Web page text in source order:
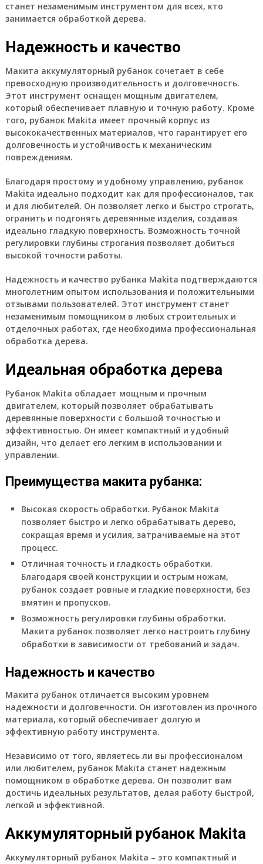
станет незаменимым инструментом для всех, кто
занимается обработкой дерева.
Надежность и качество
Макита аккумуляторный рубанок сочетает в себе
превосходную производительность и долговечность.
Этот инструмент оснащен мощным двигателем,
который обеспечивает плавную и точную работу. Кроме
того, рубанок Makita имеет прочный корпус из
высококачественных материалов, что гарантирует его
долговечность и устойчивость к механическим
повреждениям.
Благодаря простому и удобному управлению, рубанок
Makita идеально подходит как для профессионалов, так
и для любителей. Он позволяет легко и быстро строгать,
огранить и подгонять деревянные изделия, создавая
идеально гладкую поверхность. Возможность точной
регулировки глубины строгания позволяет добиться
высокой точности работы.
Надежность и качество рубанка Makita подтверждаются
многолетним опытом использования и положительными
отзывами пользователей. Этот инструмент станет
незаменимым помощником в любых строительных и
отделочных работах, где необходима профессиональная
обработка дерева.
Идеальная обработка дерева
Рубанок Makita обладает мощным и прочным
двигателем, который позволяет обрабатывать
деревянные поверхности с большой точностью и
эффективностью. Он имеет компактный и удобный
дизайн, что делает его легким в использовании и
управлении.
Преимущества макита рубанка:
Высокая скорость обработки. Рубанок Makita
позволяет быстро и легко обрабатывать дерево,
сокращая время и усилия, затрачиваемые на этот
процесс.
Отличная точность и гладкость обработки.
Благодаря своей конструкции и острым ножам,
рубанок создает ровные и гладкие поверхности, без
вмятин и пропусков.
Возможность регулировки глубины обработки.
Макита рубанок позволяет легко настроить глубину
обработки в зависимости от требований и задач.
Надежность и качество
Макита рубанок отличается высоким уровнем
надежности и долговечности. Он изготовлен из прочного
материала, который обеспечивает долгую и
эффективную работу инструмента.
Независимо от того, являетесь ли вы профессионалом
или любителем, рубанок Makita станет надежным
помощником в обработке дерева. Он позволит вам
достичь идеальных результатов, делая работу быстрой,
легкой и эффективной.
Аккумуляторный рубанок Makita
Аккумуляторный рубанок Makita – это компактный и